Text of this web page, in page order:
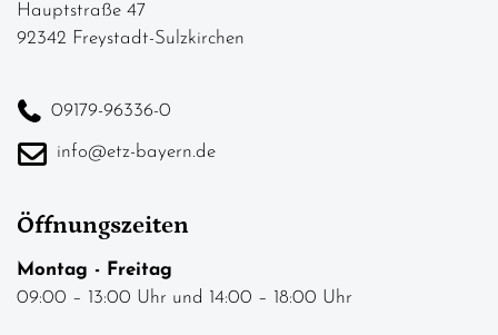
Hauptstraße 47
92342 Freystadt-Sulzkirchen
09179-96336-0
info@etz-bayern.de
Öffnungszeiten
Montag - Freitag
09:00 – 13:00 Uhr und 14:00 – 18:00 Uhr